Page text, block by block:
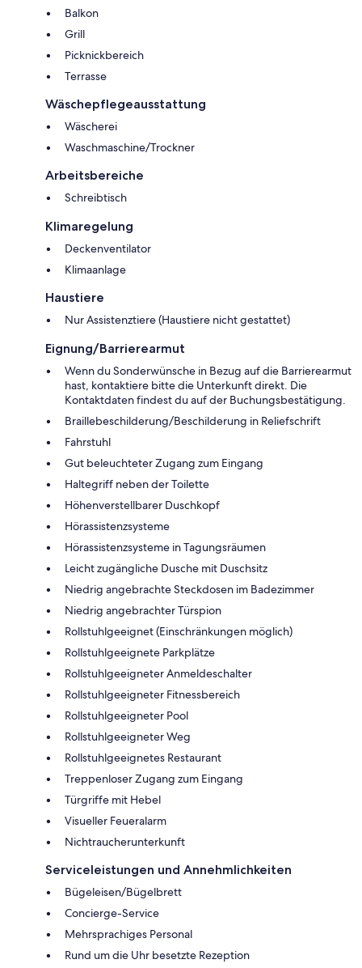
Balkon
Grill
Picknickbereich
Terrasse
Wäschepflegeausstattung
Wäscherei
Waschmaschine/Trockner
Arbeitsbereiche
Schreibtisch
Klimaregelung
Deckenventilator
Klimaanlage
Haustiere
Nur Assistenztiere (Haustiere nicht gestattet)
Eignung/Barrierearmut
Wenn du Sonderwünsche in Bezug auf die Barrierearmut
hast, kontaktiere bitte die Unterkunft direkt. Die
Kontaktdaten findest du auf der Buchungsbestätigung.
Braillebeschilderung/Beschilderung in Reliefschrift
Fahrstuhl
Gut beleuchteter Zugang zum Eingang
Haltegriff neben der Toilette
Höhenverstellbarer Duschkopf
Hörassistenzsysteme
Hörassistenzsysteme in Tagungsräumen
Leicht zugängliche Dusche mit Duschsitz
Niedrig angebrachte Steckdosen im Badezimmer
Niedrig angebrachter Türspion
Rollstuhlgeeignet (Einschränkungen möglich)
Rollstuhlgeeignete Parkplätze
Rollstuhlgeeigneter Anmeldeschalter
Rollstuhlgeeigneter Fitnessbereich
Rollstuhlgeeigneter Pool
Rollstuhlgeeigneter Weg
Rollstuhlgeeignetes Restaurant
Treppenloser Zugang zum Eingang
Türgriffe mit Hebel
Visueller Feueralarm
Nichtraucherunterkunft
Serviceleistungen und Annehmlichkeiten
Bügeleisen/Bügelbrett
Concierge-Service
Mehrsprachiges Personal
Rund um die Uhr besetzte Rezeption